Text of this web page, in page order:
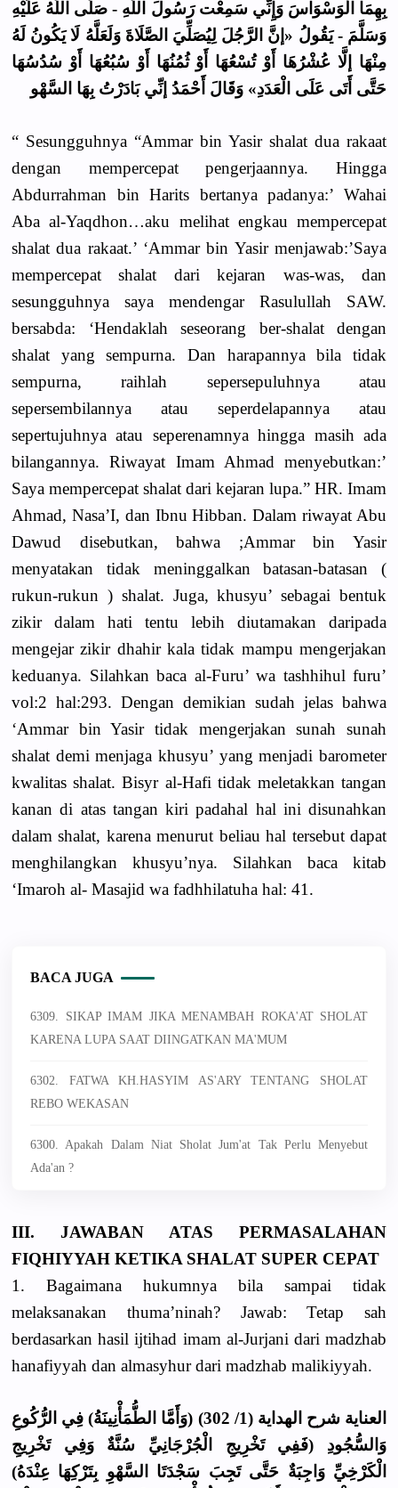
بِهِمَا الْوَسْوَاسَ وَإِنِّي سَمِعْت رَسُولَ اللَّهِ - صَلَّى اللَّهُ عَلَيْهِ
وَسَلَّمَ - يَقُولُ «إنَّ الرَّجُلَ لِيُصَلِّيَ الصَّلَاةَ وَلَعَلَّهُ لَا يَكُونُ لَهُ
مِنْهَا إلَّا عُشْرُهَا أَوْ تُسْعُهَا أَوْ ثُمُنُهَا أَوْ سُبُعُهَا أَوْ سُدُسُهَا
حَتَّى أَتَى عَلَى الْعَدَدِ» وَقَالَ أَحْمَدُ إنِّي بَادَرْتُ بِهَا السَّهْو
“ Sesungguhnya “Ammar bin Yasir shalat dua rakaat
dengan mempercepat pengerjaannya. Hingga
Abdurrahman bin Harits bertanya padanya:’ Wahai
Aba al-Yaqdhon…aku melihat engkau mempercepat
shalat dua rakaat.’ ‘Ammar bin Yasir menjawab:’Saya
mempercepat shalat dari kejaran was-was, dan
sesungguhnya saya mendengar Rasulullah SAW.
bersabda: ‘Hendaklah seseorang ber-shalat dengan
shalat yang sempurna. Dan harapannya bila tidak
sempurna, raihlah sepersepuluhnya atau
sepersembilannya atau seperdelapannya atau
sepertujuhnya atau seperenamnya hingga masih ada
bilangannya. Riwayat Imam Ahmad menyebutkan:’
Saya mempercepat shalat dari kejaran lupa.” HR. Imam
Ahmad, Nasa’I, dan Ibnu Hibban. Dalam riwayat Abu
Dawud disebutkan, bahwa ;Ammar bin Yasir
menyatakan tidak meninggalkan batasan-batasan (
rukun-rukun ) shalat. Juga, khusyu’ sebagai bentuk
zikir dalam hati tentu lebih diutamakan daripada
mengejar zikir dhahir kala tidak mampu mengerjakan
keduanya. Silahkan baca al-Furu’ wa tashhihul furu’
vol:2 hal:293. Dengan demikian sudah jelas bahwa
‘Ammar bin Yasir tidak mengerjakan sunah sunah
shalat demi menjaga khusyu’ yang menjadi barometer
kwalitas shalat. Bisyr al-Hafi tidak meletakkan tangan
kanan di atas tangan kiri padahal hal ini disunahkan
dalam shalat, karena menurut beliau hal tersebut dapat
menghilangkan khusyu’nya. Silahkan baca kitab
‘Imaroh al- Masajid wa fadhhilatuha hal: 41.
BACA JUGA
6309. SIKAP IMAM JIKA MENAMBAH ROKA'AT SHOLAT
KARENA LUPA SAAT DIINGATKAN MA'MUM
6302. FATWA KH.HASYIM AS'ARY TENTANG SHOLAT
REBO WEKASAN
6300. Apakah Dalam Niat Sholat Jum'at Tak Perlu Menyebut
Ada'an ?
III. JAWABAN ATAS PERMASALAHAN
FIQHIYYAH KETIKA SHALAT SUPER CEPAT
1. Bagaimana hukumnya bila sampai tidak
melaksanakan thuma’ninah? Jawab: Tetap sah
berdasarkan hasil ijtihad imam al-Jurjani dari madzhab
hanafiyyah dan almasyhur dari madzhab malikiyyah.
العناية شرح الهداية (1/ 302) (وَأَمَّا الطُّمَأْنِينَةُ) فِي الرُّكُوعِ
وَالسُّجُودِ (فَفِي تَخْرِيجِ الْجُرْجَانِيِّ سُنَّةٌ وَفِي تَخْرِيجِ
الْكَرْخِيِّ وَاجِبَةٌ حَتَّى تَجِبَ سَجْدَتَا السَّهْوِ بِتَرْكِهَا عِنْدَهُ)